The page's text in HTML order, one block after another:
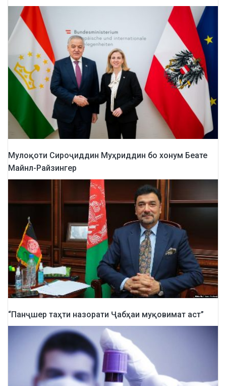
Мулоқоти Сироҷиддин Муҳриддин бо хонум Беате
Майнл-Райзингер
“Панҷшер таҳти назорати Ҷабҳаи муқовимат аст”